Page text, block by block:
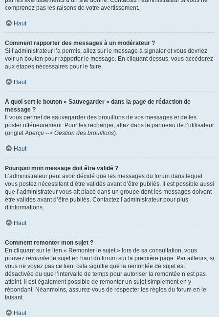
comprenez pas les raisons de votre avertissement.
Haut
Comment rapporter des messages à un modérateur ?
Si l’administrateur l’a permis, allez sur le message à signaler et vous devriez
voir un bouton pour rapporter le message. En cliquant dessus, vous accéderez
aux étapes nécessaires pour le faire.
Haut
À quoi sert le bouton « Sauvegarder » dans la page de rédaction de
message ?
Il vous permet de sauvegarder des brouillons de vos messages et de les
poster ultérieurement. Pour les recharger, allez dans le panneau de l’utilisateur
(ongletAperçu --> Gestion des brouillons).
Haut
Pourquoi mon message doit être validé ?
L’administrateur peut avoir décidé que les messages du forum dans lequel
vous postez nécessitent d’être validés avant d’être publiés. Il est possible aussi
que l’administrateur vous ait placé dans un groupe dont les messages doivent
être validés avant d’être publiés. Contactez l’administrateur pour plus
d’informations.
Haut
Comment remonter mon sujet ?
En cliquant sur le lien « Remonter le sujet » lors de sa consultation, vous
pouvez remonterle sujet en haut du forum sur la première page. Par ailleurs, si
vous ne voyez pas ce lien, cela signifie que la remontée de sujet est
désactivée ou que l’intervalle de temps pour autoriser la remontée n’est pas
atteint. Il est également possible de remonter un sujet simplement en y
répondant. Néanmoins, assurez-vous de respecter les règles du forum en le
faisant.
Haut